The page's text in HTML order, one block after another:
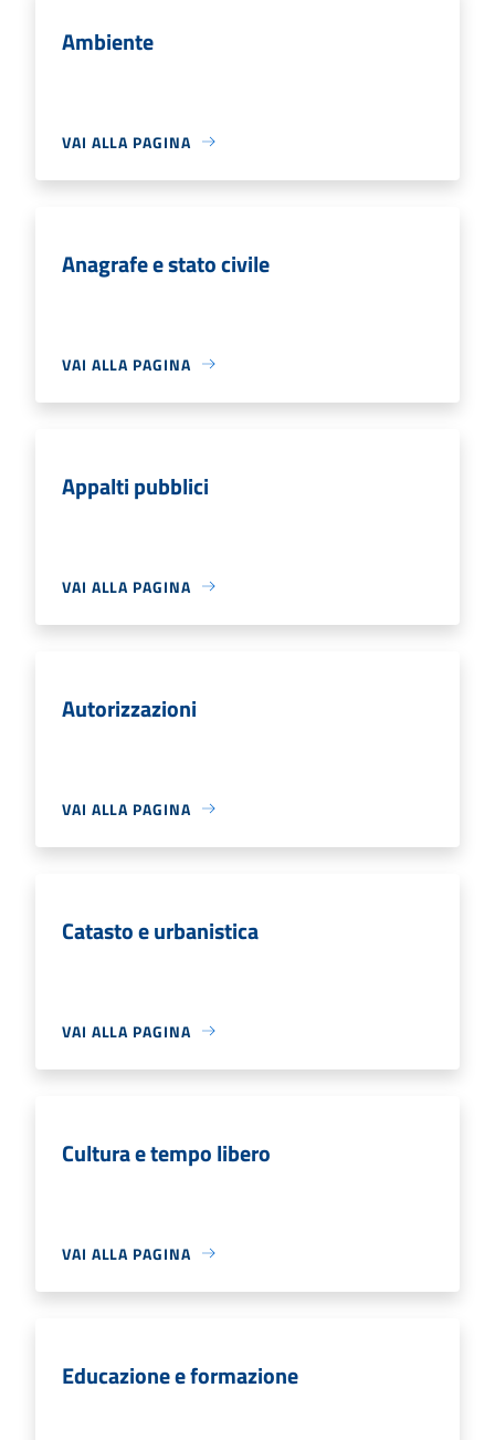
Ambiente
VAI ALLA PAGINA
Anagrafe e stato civile
VAI ALLA PAGINA
Appalti pubblici
VAI ALLA PAGINA
Autorizzazioni
VAI ALLA PAGINA
Catasto e urbanistica
VAI ALLA PAGINA
Cultura e tempo libero
VAI ALLA PAGINA
Educazione e formazione